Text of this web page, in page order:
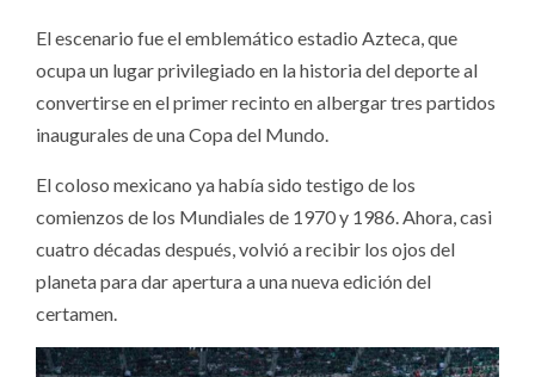
El escenario fue el emblemático estadio Azteca, que
ocupa un lugar privilegiado en la historia del deporte al
convertirse en el primer recinto en albergar tres partidos
inaugurales de una Copa del Mundo.
El coloso mexicano ya había sido testigo de los
comienzos de los Mundiales de 1970 y 1986. Ahora, casi
cuatro décadas después, volvió a recibir los ojos del
planeta para dar apertura a una nueva edición del
certamen.